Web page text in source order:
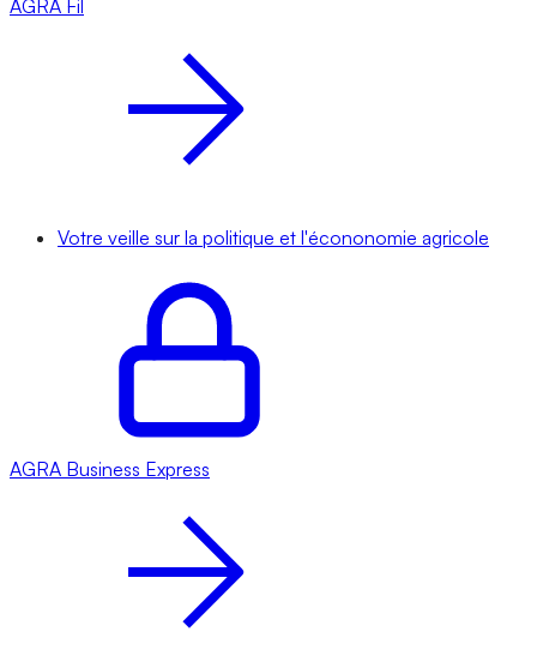
AGRA Fil
Votre veille sur la politique et l'écononomie agricole
AGRA Business Express